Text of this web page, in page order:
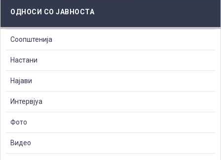
ОДНОСИ СО ЈАВНОСТА
Соопштенија
Настани
Најави
Интервјуа
Фото
Видео